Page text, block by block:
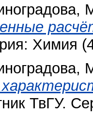
Химия
ТвГУ.